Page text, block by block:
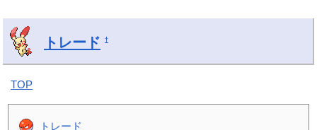
トレード †
TOP
トレード